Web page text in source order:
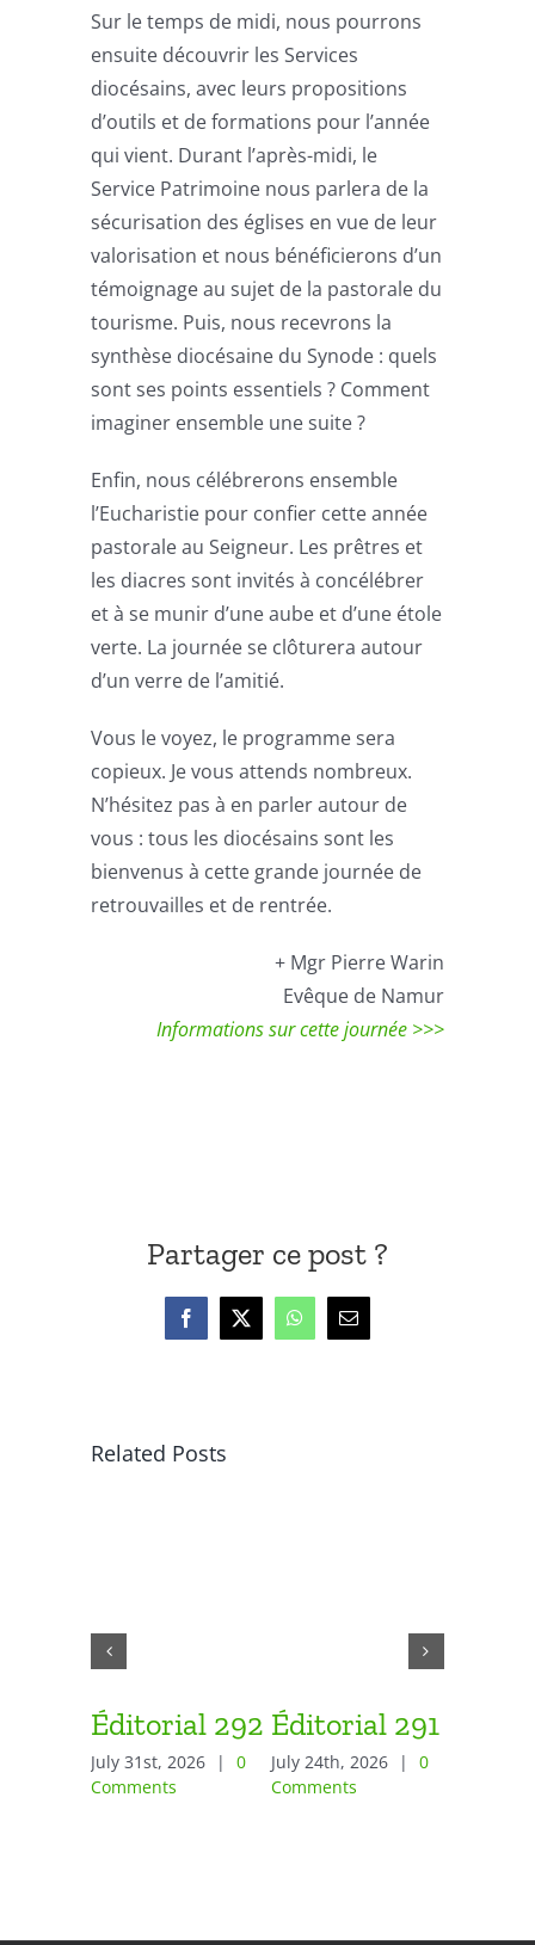
Sur le temps de midi, nous pourrons
ensuite découvrir les Services
diocésains, avec leurs propositions
d’outils et de formations pour l’année
qui vient. Durant l’après-midi, le
Service Patrimoine nous parlera de la
sécurisation des églises en vue de leur
valorisation et nous bénéficierons d’un
témoignage au sujet de la pastorale du
tourisme. Puis, nous recevrons la
synthèse diocésaine du Synode : quels
sont ses points essentiels ? Comment
imaginer ensemble une suite ?
Enfin, nous célébrerons ensemble
l’Eucharistie pour confier cette année
pastorale au Seigneur. Les prêtres et
les diacres sont invités à concélébrer
et à se munir d’une aube et d’une étole
verte. La journée se clôturera autour
d’un verre de l’amitié.
Vous le voyez, le programme sera
copieux. Je vous attends nombreux.
N’hésitez pas à en parler autour de
vous : tous les diocésains sont les
bienvenus à cette grande journée de
retrouvailles et de rentrée.
+ Mgr Pierre Warin
Evêque de Namur
Informations sur cette journée >>>
Partager ce post ?
Facebook
X WhatsAppEmail
Related Posts
Éditorial 292
July 31st, 2026 |
0
Comments
Éditorial 291
July 24th, 2026 |
0
Comments